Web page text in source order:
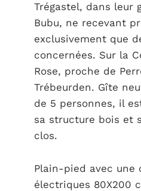
Trégastel, dans leur
Bubu, ne recevant
exclusivement que
concernées. Sur la
Rose, proche de
Trébeurden. Gîte
de 5 personnes, il
sa structure bois et
clos.
Plain-pied avec une
électriques 80X200